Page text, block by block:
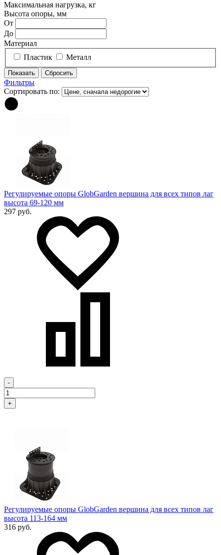
Максимальная нагрузка, кг
Высота опоры, мм
От
До
Материал
Пластик
Металл
Фильтры
Сортировать по:
Регулируемые опоры GlobGarden вершина для всех типов лаг
высота 69-120 мм
297 руб.
-
+
Регулируемые опоры GlobGarden вершина для всех типов лаг
высота 113-164 мм
316 руб.